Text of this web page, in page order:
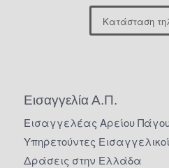
Κατάσταση
Εισαγγελία Α.Π.
Εισαγγελέας Αρείου
Υπηρετούντες
Δράσεις στην Ελλάδα